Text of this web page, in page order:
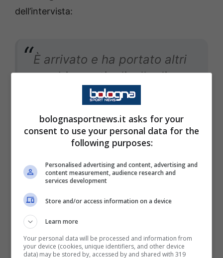
dell’intervista:
È arrivato e ha portato altri
cambiamenti a livello di
campo, tantissime novità.
squadra bella da vedere,
efficace e che portava
risultati. Noi avevamo un
gioco spumeggiante, co lui
si pensa un po’ di più alla
abbiamo poi raggiunto la
storica qualificazione alla
bolognasportnews.it asks for your
consent to use your personal data for the
following purposes:
Personalised advertising and content, advertising and
content measurement, audience research and
services development
Store and/or access information on a device
Learn more
Your personal data will be processed and information from
your device (cookies, unique identifiers, and other device
data) may be stored by, accessed by and shared with 319